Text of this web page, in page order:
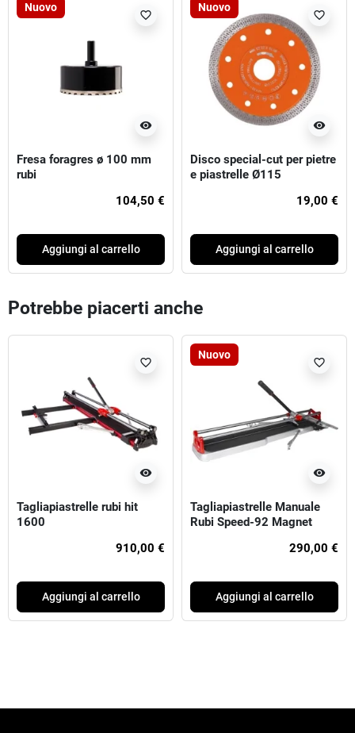
Nuovo
visibility
favorite_border
Fresa foragres ø 100 mm
rubi
104,50 €
Aggiungi al carrello
Nuovo
visibility
favorite_border
Disco special-cut per pietre
e piastrelle Ø115
19,00 €
Aggiungi al carrello
Potrebbe piacerti anche
visibility
favorite_border
Tagliapiastrelle rubi hit
1600
910,00 €
Aggiungi al carrello
Nuovo
visibility
favorite_border
Tagliapiastrelle Manuale
Rubi Speed-92 Magnet
290,00 €
Aggiungi al carrello